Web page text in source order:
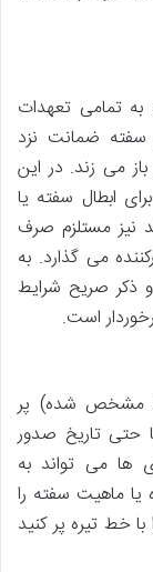
به تمامی تعهدات
سفته ضمانت نزد
باز می زند. در این
ابطال سفته یا
نیز مستلزم صرف
می گذارد. به
ذکر صریح شرایط
است.
مشخص شده) پر
حتی تاریخ صدور
ها می تواند به
یا ماهیت سفته را
خط تیره پر کنید